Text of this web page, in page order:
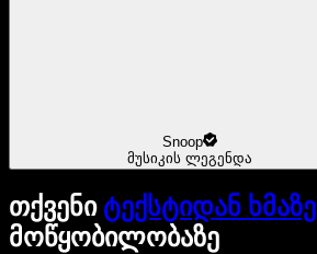
Snoop
მუსიკის ლეგენდა
თქვენი ტექსტიდან ხმაზე
მოწყობილობაზე